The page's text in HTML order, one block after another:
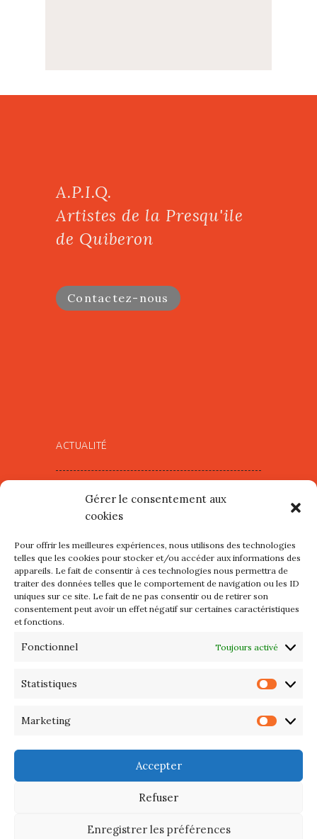
Gérer le consentement aux
cookies
Pour offrir les meilleures expériences, nous utilisons des technologies
telles que les cookies pour stocker et/ou accéder aux informations des
appareils. Le fait de consentir à ces technologies nous permettra de
traiter des données telles que le comportement de navigation ou les ID
uniques sur ce site. Le fait de ne pas consentir ou de retirer son
consentement peut avoir un effet négatif sur certaines caractéristiques
et fonctions.
Fonctionnel Toujours activé
Statistiques
Marketing
Accepter
Refuser
Enregistrer les préférences
A.P.I.Q.
Artistes de la Presqu'ile
de Quiberon
Contactez-nous
ACTUALITÉ
mercredi 12 et jeudi 13 août
2026
Les petits formats du Port
d’Orange : Mercredi 22 juillet de
10h à 20h
2026 – Maison du Phare de
d’artistes – 13 et 14 Septembre